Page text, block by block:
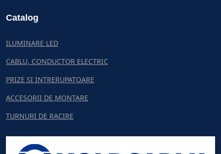
Catalog
ILUMINARE LED
CABLU, CONDUCTOR ELECTRIC
PRIZE SI INTRERUPATOARE
ACCESORII DE MONTARE
TURNURI DE RACIRE